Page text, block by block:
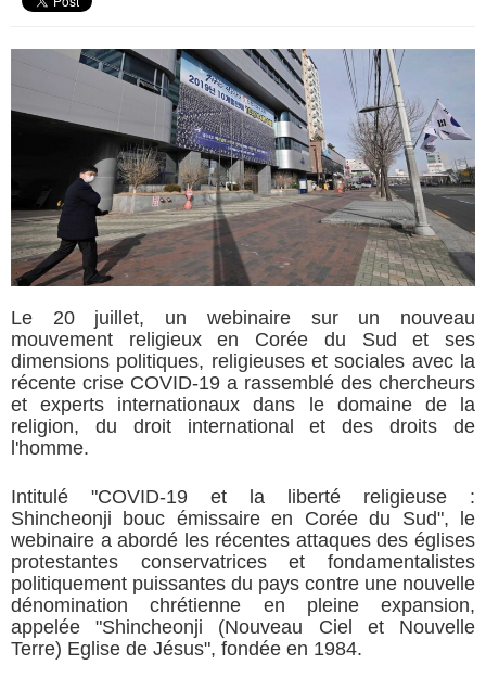
Le 20 juillet, un webinaire sur un nouveau
mouvement religieux en Corée du Sud et ses
dimensions politiques, religieuses et sociales avec la
récente crise COVID-19 a rassemblé des chercheurs
et experts internationaux dans le domaine de la
religion, du droit international et des droits de
l'homme.
Intitulé "COVID-19 et la liberté religieuse :
Shincheonji bouc émissaire en Corée du Sud", le
webinaire a abordé les récentes attaques des églises
protestantes conservatrices et fondamentalistes
politiquement puissantes du pays contre une nouvelle
dénomination chrétienne en pleine expansion,
appelée "Shincheonji (Nouveau Ciel et Nouvelle
Terre) Eglise de Jésus", fondée en 1984.